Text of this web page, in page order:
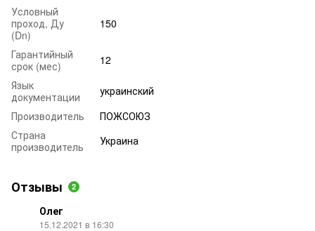
Условный
проход, Ду
(Dn)
150
Гарантийный
срок (мес)
12
Язык
документации
украинский
Производитель
ПОЖСОЮЗ
Страна
производитель
Украина
Отзывы 2
Олег
15.12.2021 в 16:30